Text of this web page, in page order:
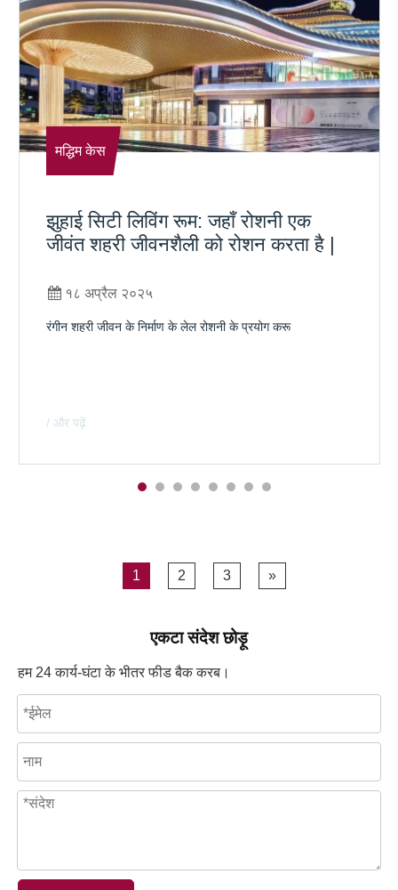
मद्धिम केस
झुहाई सिटी लिविंग रूम: जहाँ रोशनी एक
जीवंत शहरी जीवनशैली को रोशन करता है |
१८ अप्रैल २०२५
रंगीन शहरी जीवन के निर्माण के लेल रोशनी के प्रयोग करू
/ और पढ़ें
1 2 3 »
एकटा संदेश छोड़ू
हम 24 कार्य-घंटा के भीतर फीड बैक करब।